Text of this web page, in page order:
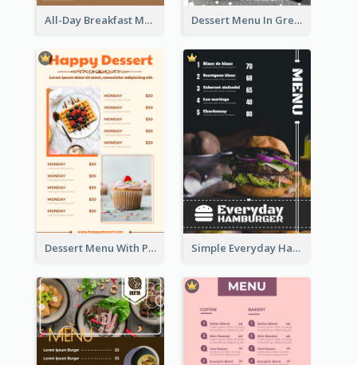
All-Day Breakfast Menu In Brown And Red Dessert Menu In Grey Colour Tone
Dessert Menu With Photos Of Cakes Simple Everyday Hamburger Menu In Black